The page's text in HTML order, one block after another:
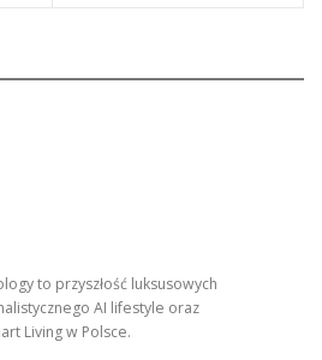
to przyszłość luksusowych
AI lifestyle oraz
Living w Polsce.